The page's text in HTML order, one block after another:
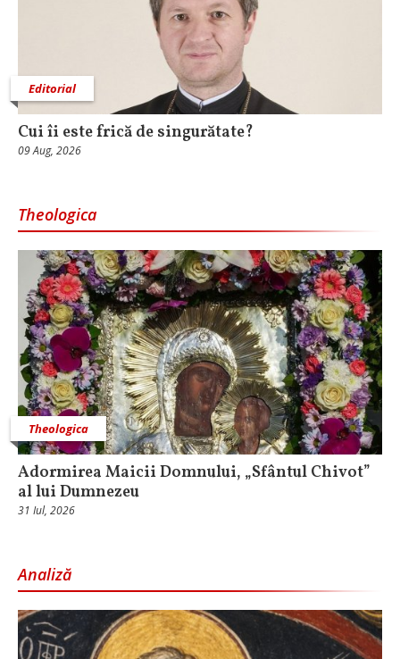
Editorial
Cui îi este frică de singurătate?
09 Aug, 2026
Theologica
Theologica
Adormirea Maicii Domnului, „Sfântul Chivot”
al lui Dumnezeu
31 Iul, 2026
Analiză